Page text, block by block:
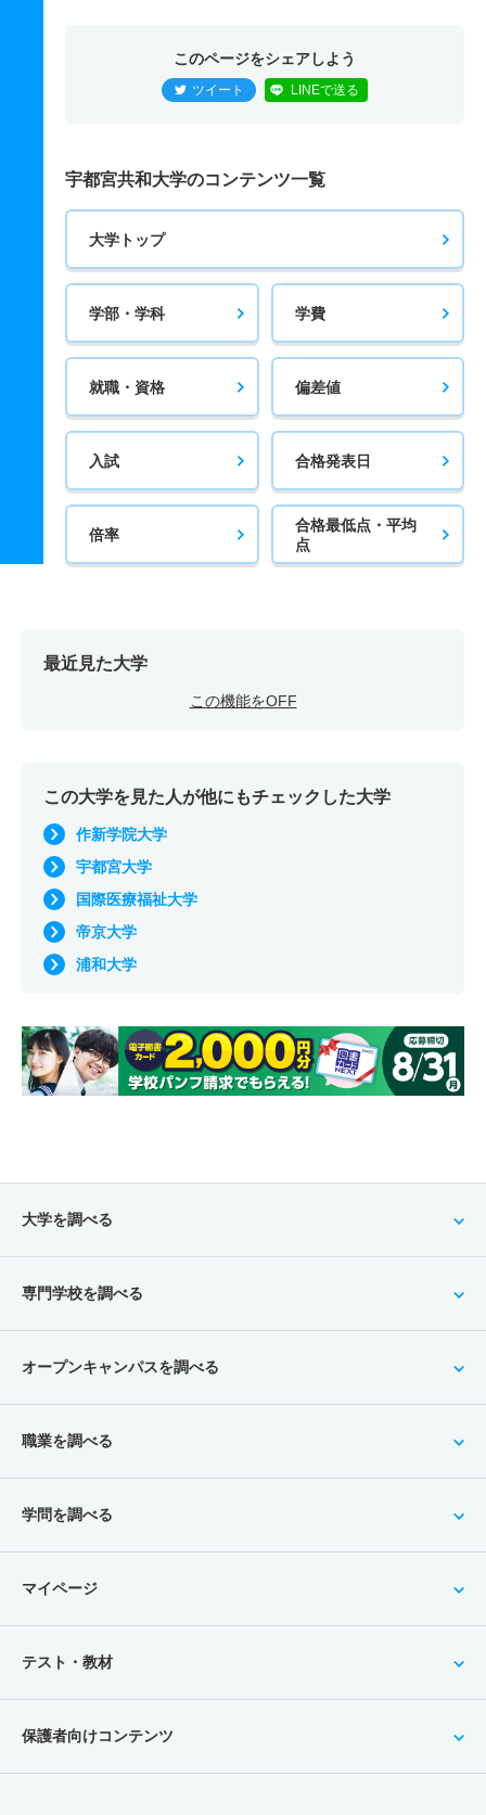
このページをシェアしよう
ツイート LINEで送る
宇都宮共和大学のコンテンツ一覧
大学トップ
学部・学科 学費
就職・資格 偏差値
入試 合格発表日
倍率
合格最低点・平均
点
最近見た大学
この機能をOFF
この大学を見た人が他にもチェックした大学
作新学院大学
宇都宮大学
国際医療福祉大学
帝京大学
浦和大学
大学を調べる
専門学校を調べる
オープンキャンパスを調べる
職業を調べる
学問を調べる
マイページ
テスト・教材
保護者向けコンテンツ